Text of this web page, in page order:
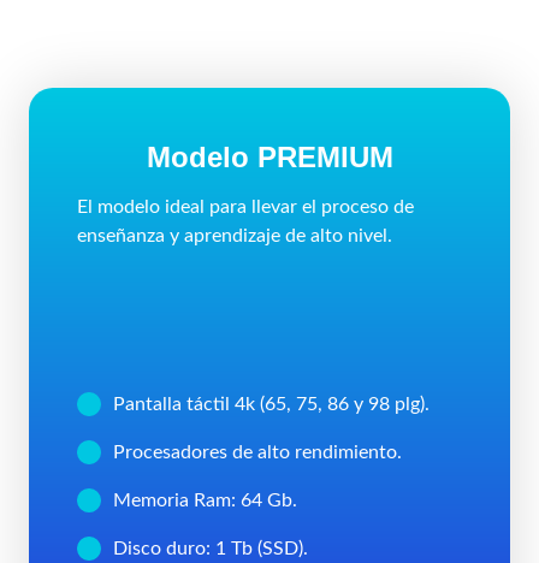
Modelo PREMIUM
El modelo ideal para llevar el proceso de
enseñanza y aprendizaje de alto nivel.
Pantalla táctil 4k (65, 75, 86 y 98 plg).
Procesadores de alto rendimiento.
Memoria Ram: 64 Gb.
Disco duro: 1 Tb (SSD).